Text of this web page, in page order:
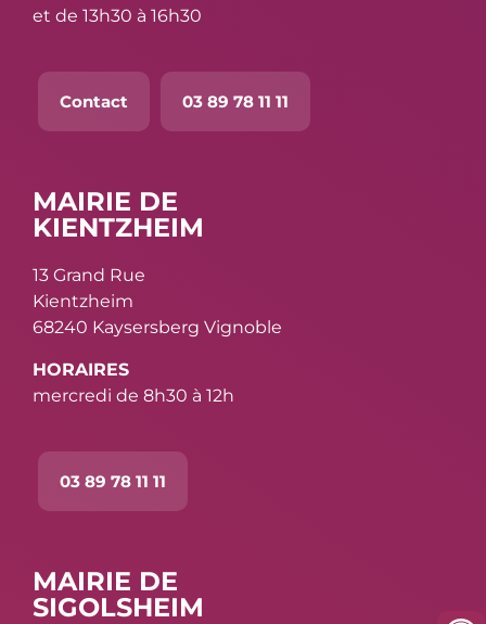
et de 13h30 à 16h30
Contact 03 89 78 11 11
MAIRIE DE
KIENTZHEIM
13 Grand Rue
Kientzheim
68240 Kaysersberg Vignoble
HORAIRES
mercredi de 8h30 à 12h
03 89 78 11 11
MAIRIE DE
SIGOLSHEIM